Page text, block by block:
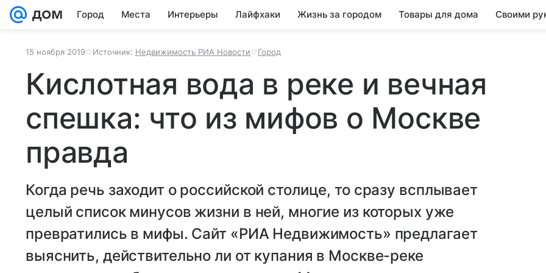
Город Места Интерьеры Лайфхаки Жизнь за городом Товары для дома Своими
15 ноября 2019 Источник: Недвижимость РИА Новости Город
Кислотная вода в реке и вечная
спешка: что из мифов о Москве
правда
Когда речь заходит о российской столице, то сразу всплывает
целый список минусов жизни в ней, многие из которых уже
превратились в мифы. Сайт «РИА Недвижимость» предлагает
выяснить, действительно ли от купания в Москве-реке